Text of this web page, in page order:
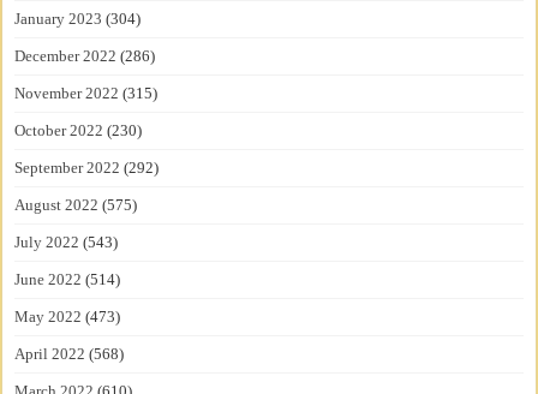
January 2023 (304)
December 2022 (286)
November 2022 (315)
October 2022 (230)
September 2022 (292)
August 2022 (575)
July 2022 (543)
June 2022 (514)
May 2022 (473)
April 2022 (568)